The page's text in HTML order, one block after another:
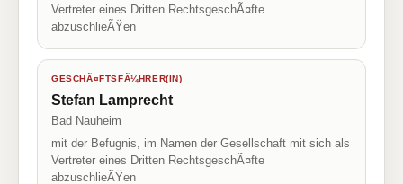
Vertreter eines Dritten RechtsgeschÃ¤fte
abzuschlieÃŸen
GESCHÃ¤FTSFÃ¼HRER(IN)
Stefan Lamprecht
Bad Nauheim
mit der Befugnis, im Namen der Gesellschaft mit sich als
Vertreter eines Dritten RechtsgeschÃ¤fte
abzuschlieÃŸen